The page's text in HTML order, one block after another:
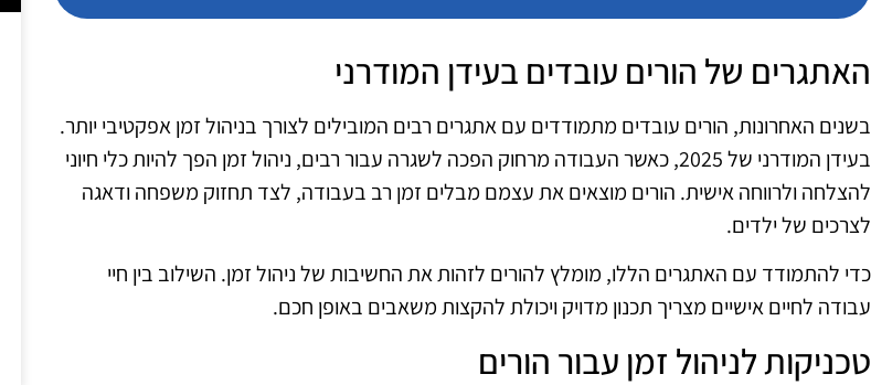
האתגרים של הורים עובדים בעידן המודרני
בשנים האחרונות, הורים עובדים מתמודדים עם אתגרים רבים המובילים לצורך בניהול זמן אפקטיבי יותר.
בעידן המודרני של 2025, כאשר העבודה מרחוק הפכה לשגרה עבור רבים, ניהול זמן הפך להיות כלי חיוני
להצלחה ולרווחה אישית. הורים מוצאים את עצמם מבלים זמן רב בעבודה, לצד תחזוק משפחה ודאגה
לצרכים של ילדים.
כדי להתמודד עם האתגרים הללו, מומלץ להורים לזהות את החשיבות של ניהול זמן. השילוב בין חיי
עבודה לחיים אישיים מצריך תכנון מדויק ויכולת להקצות משאבים באופן חכם.
טכניקות לניהול זמן עבור הורים